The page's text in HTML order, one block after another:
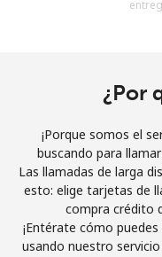
Al abrir una cuenta
Inicia
¿Por
¡Porque somos el
buscando para
Las llamadas de larga
esto: elige tarjetas de
compra crédito
¡Entérate cómo
usando nuestro